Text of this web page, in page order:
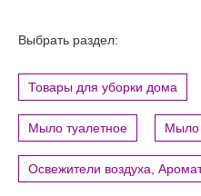
Выбрать раздел:
Товары для уборки дома
Мыло туалетное Мыло
Освежители воздуха,